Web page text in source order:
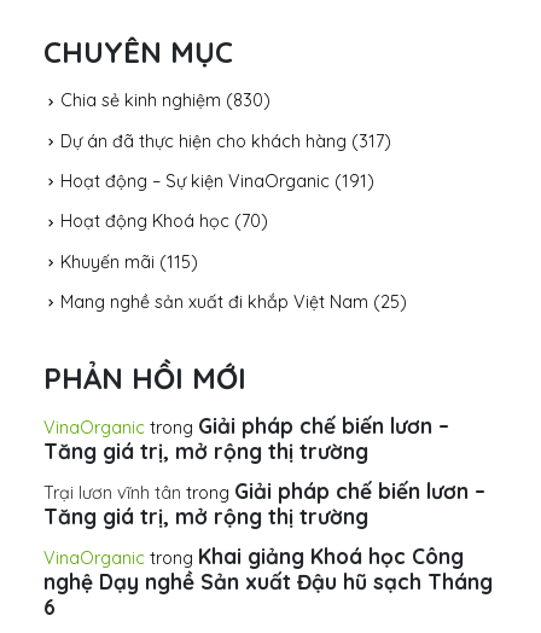
CHUYÊN MỤC
Chia sẻ kinh nghiệm (830)
Dự án đã thực hiện cho khách hàng (317)
Hoạt động – Sự kiện VinaOrganic (191)
Hoạt động Khoá học (70)
Khuyến mãi (115)
Mang nghề sản xuất đi khắp Việt Nam (25)
PHẢN HỒI MỚI
VinaOrganic trong Giải pháp chế biến lươn –
Tăng giá trị, mở rộng thị trường
Trại lươn vĩnh tân trong Giải pháp chế biến lươn –
Tăng giá trị, mở rộng thị trường
VinaOrganic trong Khai giảng Khoá học Công
nghệ Dạy nghề Sản xuất Đậu hũ sạch Tháng
6